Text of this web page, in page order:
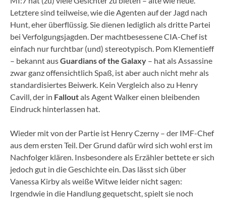
Letztere sind teilweise, wie die Agenten auf der Jagd nach
Hunt, eher überflüssig. Sie dienen lediglich als dritte Partei
bei Verfolgungsjagden. Der machtbesessene CIA-Chef ist
einfach nur furchtbar (und) stereotypisch. Pom Klementieff
– bekannt ausGuardians of the Galaxy – hat als Assassine
zwar ganz offensichtlich Spaß, ist aber auch nicht mehr als
standardisiertes Beiwerk. Kein Vergleich also zu Henry
Cavill, der in Falloutals Agent Walker einen bleibenden
Eindruck hinterlassen hat.
Wieder mit von der Partie ist Henry Czerny – der IMF-Chef
aus dem ersten Teil. Der Grund dafür wird sich wohl erst im
Nachfolger klären. Insbesondere als Erzähler bettete er sich
jedoch gut in die Geschichte ein. Das lässt sich über
Vanessa Kirby als weiße Witwe leider nicht sagen:
Irgendwie in die Handlung gequetscht, spielt sie noch